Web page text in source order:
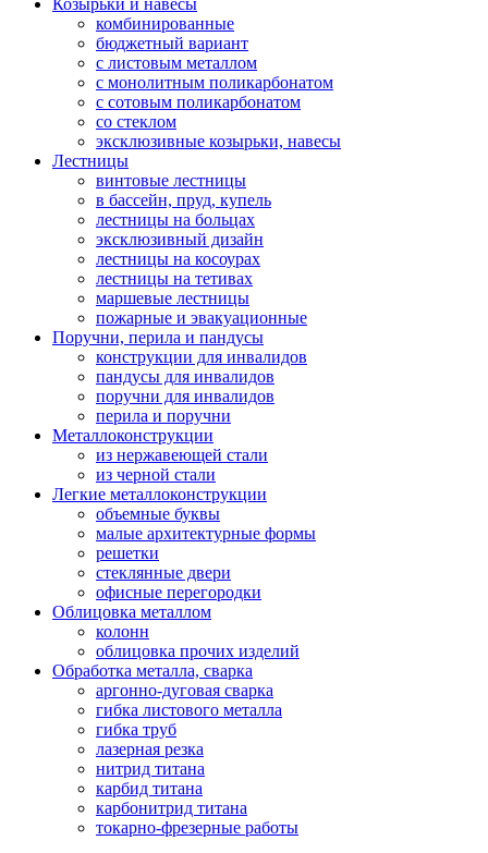
комбинированные
бюджетный вариант
с листовым металлом
с монолитным поликарбонатом
с сотовым поликарбонатом
со стеклом
эксклюзивные козырьки, навесы
Лестницы
винтовые лестницы
в бассейн, пруд, купель
лестницы на больцах
эксклюзивный дизайн
лестницы на косоурах
лестницы на тетивах
маршевые лестницы
пожарные и эвакуационные
Поручни, перила и пандусы
конструкции для инвалидов
пандусы для инвалидов
поручни для инвалидов
перила и поручни
Металлоконструкции
из нержавеющей стали
из черной стали
Легкие металлоконструкции
объемные буквы
малые архитектурные формы
решетки
стеклянные двери
офисные перегородки
Облицовка металлом
колонн
облицовка прочих изделий
Обработка металла, сварка
аргонно-дуговая сварка
гибка листового металла
гибка труб
лазерная резка
нитрид титана
карбид титана
карбонитрид титана
токарно-фрезерные работы